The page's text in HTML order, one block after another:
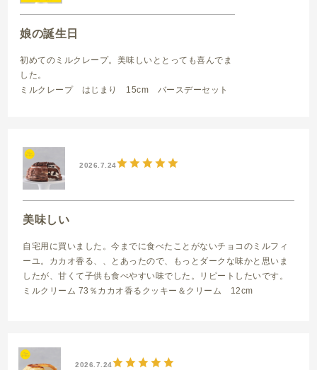
娘の誕生日
初めてのミルクレープ。美味しいととっても喜んでま
した。
ミルクレープ はじまり 15cm バースデーセット
2026.7.24
美味しい
自宅用に買いました。今までに食べたことがないチョコのミルフィ
ーユ。カカオ香る、、とあったので、もっとダークな味かと思いま
したが、甘くて子供も食べやすい味でした。リピートしたいです。
ミルクリーム 73％カカオ香るクッキー＆クリーム 12cm
2026.7.24